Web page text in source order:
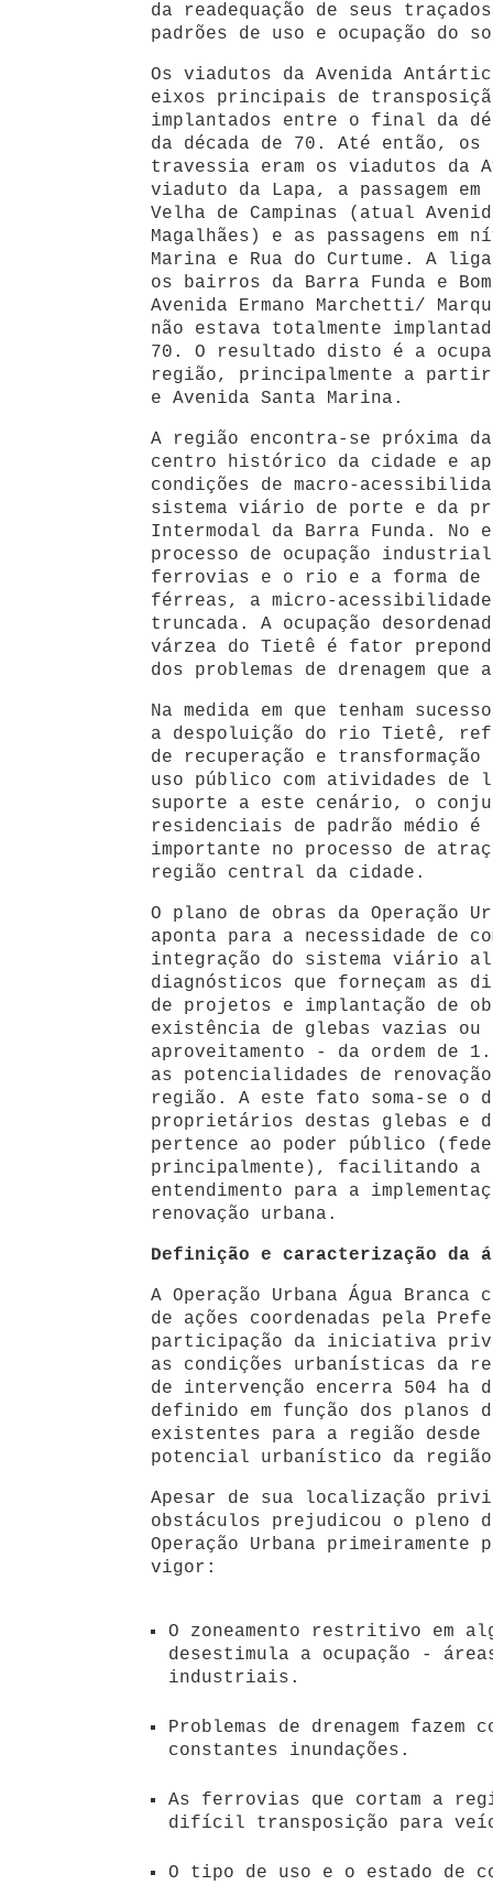
da readequação de seus
padrões de uso e ocupação do
Os viadutos da Avenida
eixos principais de
implantados entre o final da
da década de 70. Até então, os
travessia eram os viadutos da
viaduto da Lapa, a passagem
Velha de Campinas (atual
Magalhães) e as passagens em
Marina e Rua do Curtume. A
os bairros da Barra Funda e
Avenida Ermano Marchetti/
não estava totalmente
70. O resultado disto é a
região, principalmente a partir
e Avenida Santa Marina.
A região encontra-se próxima
centro histórico da cidade e
condições de macro-
sistema viário de porte e da
Intermodal da Barra Funda. No
processo de ocupação
ferrovias e o rio e a forma de
férreas, a micro-
truncada. A ocupação
várzea do Tietê é fator
dos problemas de drenagem
Na medida em que tenham
a despoluição do rio Tietê,
de recuperação e
uso público com atividades de
suporte a este cenário, o
residenciais de padrão médio é
importante no processo de
região central da cidade.
O plano de obras da Operação
aponta para a necessidade de
integração do sistema viário
diagnósticos que forneçam as
de projetos e implantação de
existência de glebas vazias ou
aproveitamento - da ordem de
as potencialidades de
região. A este fato soma-se o
proprietários destas glebas e
pertence ao poder público
principalmente), facilitando a
entendimento para a
renovação urbana.
Definição e caracterização da
A Operação Urbana Água Branca
de ações coordenadas pela
participação da iniciativa
as condições urbanísticas da
de intervenção encerra 504 ha
definido em função dos planos
existentes para a região desde
potencial urbanístico da
Apesar de sua localização
obstáculos prejudicou o pleno
Operação Urbana primeiramente
vigor:
O zoneamento restritivo em
desestimula a ocupação -
industriais.
Problemas de drenagem fazem
constantes inundações.
As ferrovias que cortam a
difícil transposição para
O tipo de uso e o estado de